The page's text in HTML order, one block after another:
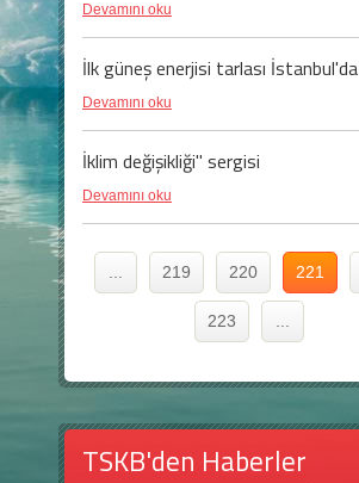
Devamını oku
İlk güneş enerjisi tarlası İstanbul'da
Devamını oku
İklim değişikliği" sergisi
Devamını oku
219 220 221
223
TSKB'den Haberler